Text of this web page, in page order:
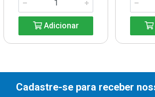
Adicionar
Cadastre-se para receber